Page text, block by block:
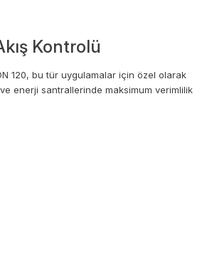
Kontrolü
120, bu tür uygulamalar için özel olarak
ve enerji santrallerinde maksimum verimlilik